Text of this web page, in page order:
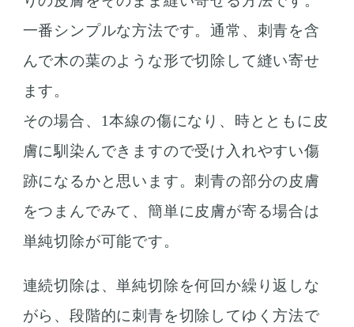
一番シンプルな方法です。通常、刺青を含
んで木の葉のような形で切除して縫い寄せ
ます。
その場合、1本線の傷になり、時とともに皮
膚に馴染んできますので受け入れやすい傷
跡になるかと思います。刺青の部分の皮膚
をつまんでみて、簡単に皮膚が寄る場合は
単純切除が可能です。
連続切除は、単純切除を何回か繰り返しな
がら、段階的に刺青を切除してゆく方法で